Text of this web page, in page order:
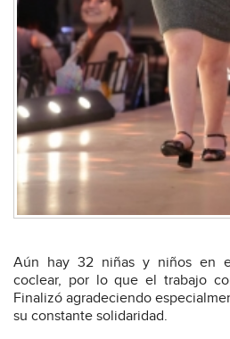
Aún hay 32 niñas y niños en
coclear, por lo que el trabajo
Finalizó agradeciendo
su constante solidaridad.